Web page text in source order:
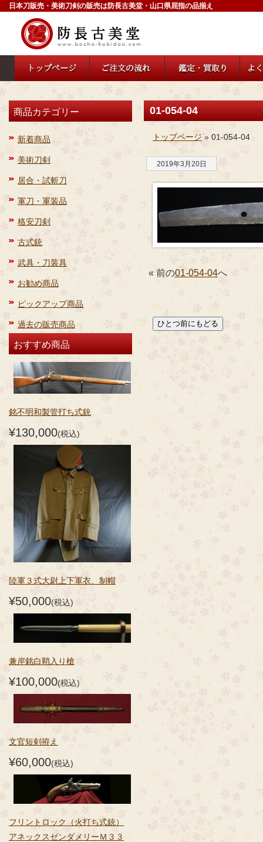
日本刀販売・美術刀剣の販売は防長古美堂・山口県屈指の品揃え
商品カテゴリー
新着商品
美術刀剣
居合・試斬刀
軍刀・軍装品
格安刀剣
古式銃
武具・刀装具
お勧め商品
ピックアップ商品
過去の販売商品
おすすめ商品
銘不明和製管打ち式銃
¥130,000(税込)
陸軍３式大尉上下軍衣、制帽
¥50,000(税込)
兼岸銘白鞘入り槍
¥100,000(税込)
文官短剣拵え
¥60,000(税込)
フリントロック（火打ち式銃）
アネックスゼンダメリーＭ３３
01-054-04
トップページ » 01-054-04
2019年3月20日
« 前の01-054-04へ